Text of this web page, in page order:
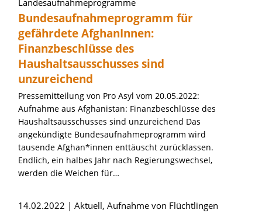
Landesaufnahmeprogramme
Bundesaufnahmeprogramm für
gefährdete AfghanInnen:
Finanzbeschlüsse des
Haushaltsausschusses sind
unzureichend
Pressemitteilung von Pro Asyl vom 20.05.2022:
Aufnahme aus Afghanistan: Finanzbeschlüsse des
Haushaltsausschusses sind unzureichend Das
angekündigte Bundesaufnahmeprogramm wird
tausende Afghan*innen enttäuscht zurücklassen.
Endlich, ein halbes Jahr nach Regierungswechsel,
werden die Weichen für…
14.02.2022 Aktuell, Aufnahme von Flüchtlingen